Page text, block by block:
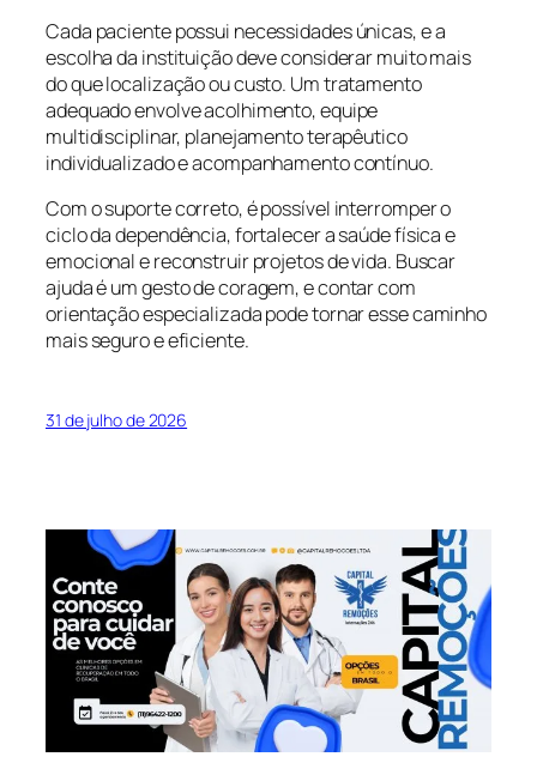
Cada paciente possui necessidades únicas, e a
escolha da instituição deve considerar muito mais
do que localização ou custo. Um tratamento
adequado envolve acolhimento, equipe
multidisciplinar, planejamento terapêutico
individualizado e acompanhamento contínuo.
Com o suporte correto, é possível interromper o
ciclo da dependência, fortalecer a saúde física e
emocional e reconstruir projetos de vida. Buscar
ajuda é um gesto de coragem, e contar com
orientação especializada pode tornar esse caminho
mais seguro e eficiente.
31 de julho de 2026